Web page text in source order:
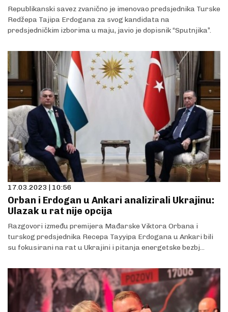
Republikanski savez zvanično je imenovao predsjednika Turske
Redžepa Tajipa Erdogana za svog kandidata na
predsjedničkim izborima u maju, javio je dopisnik “Sputnjika”.
17.03.2023 | 10:56
Orban i Erdogan u Ankari analizirali Ukrajinu:
Ulazak u rat nije opcija
Razgovori između premijera Mađarske Viktora Orbana i
turskog predsjednika Recepa Tayyipa Erdogana u Ankari bili
su fokusirani na rat u Ukrajini i pitanja energetske bezbj...